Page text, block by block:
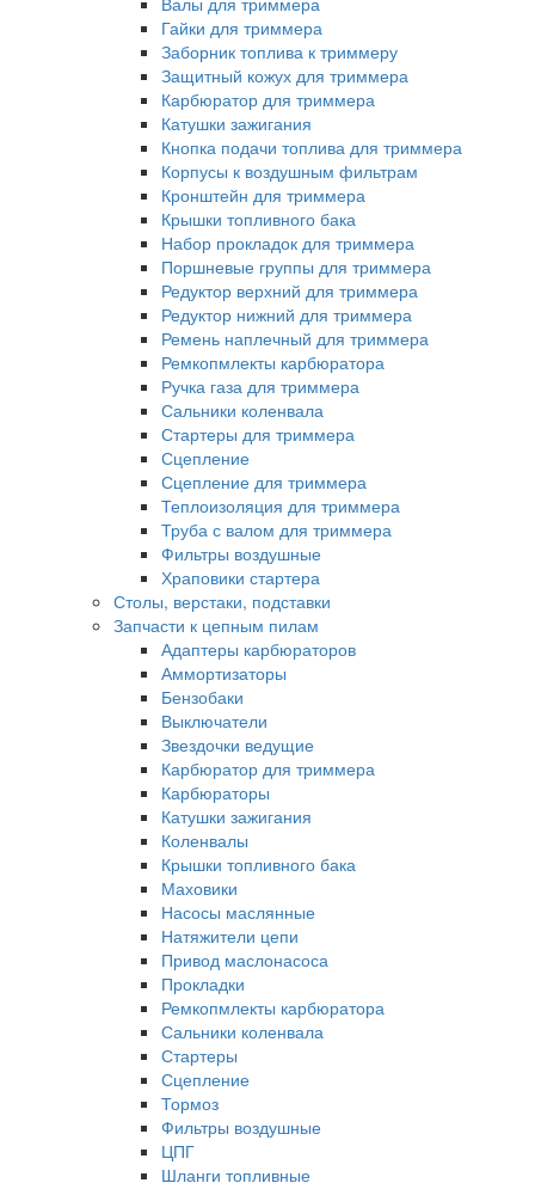
Гайки для триммера
Заборник топлива к триммеру
Защитный кожух для триммера
Карбюратор для триммера
Катушки зажигания
Кнопка подачи топлива для триммера
Корпусы к воздушным фильтрам
Кронштейн для триммера
Крышки топливного бака
Набор прокладок для триммера
Поршневые группы для триммера
Редуктор верхний для триммера
Редуктор нижний для триммера
Ремень наплечный для триммера
Ремкопмлекты карбюратора
Ручка газа для триммера
Сальники коленвала
Стартеры для триммера
Сцепление
Сцепление для триммера
Теплоизоляция для триммера
Труба с валом для триммера
Фильтры воздушные
Храповики стартера
Столы, верстаки, подставки
Запчасти к цепным пилам
Адаптеры карбюраторов
Аммортизаторы
Бензобаки
Выключатели
Звездочки ведущие
Карбюратор для триммера
Карбюраторы
Катушки зажигания
Коленвалы
Крышки топливного бака
Маховики
Насосы маслянные
Натяжители цепи
Привод маслонасоса
Прокладки
Ремкопмлекты карбюратора
Сальники коленвала
Стартеры
Сцепление
Тормоз
Фильтры воздушные
ЦПГ
Шланги топливные